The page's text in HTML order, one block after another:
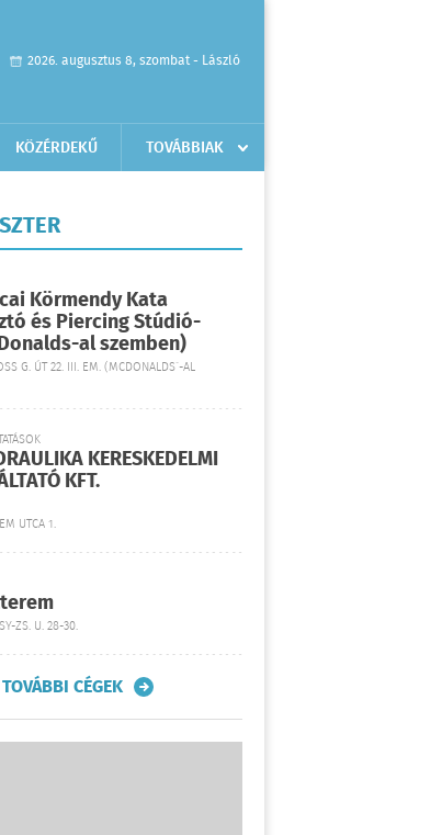
2026. augusztus 8, szombat - László
KÖZÉRDEKŰ TOVÁBBIAK
Körmendy Kata
és Piercing Stúdió-
al szemben)
G. ÚT 22. III. EM. (MCDONALDS´-AL
KERESKEDELMI
KFT.
UTCA 1.
ZS. U. 28-30.
TOVÁBBI CÉGEK